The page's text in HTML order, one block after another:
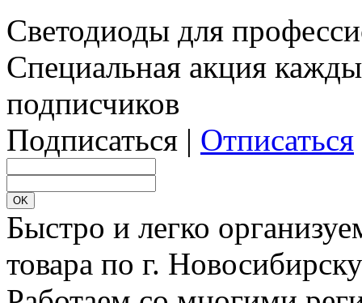
Светодиоды для
Специальная акция
подписчиков
Подписаться | Отписаться
Быстро и легко
товара по г.